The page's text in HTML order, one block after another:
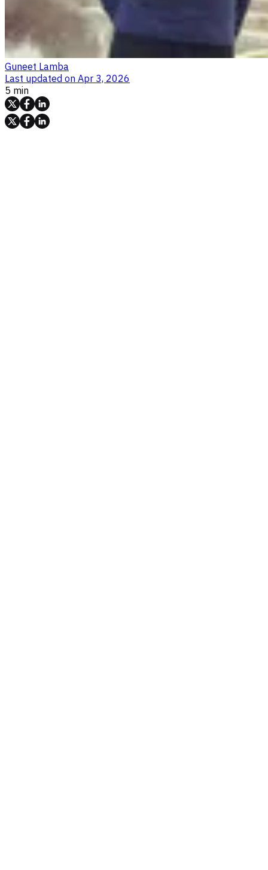
Guneet Lamba
Last updated on Apr 3, 2026
5 min